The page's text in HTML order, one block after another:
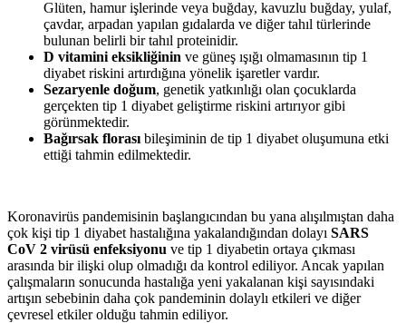
Glüten, hamur işlerinde veya buğday, kavuzlu buğday, yulaf,
çavdar, arpadan yapılan gıdalarda ve diğer tahıl türlerinde
bulunan belirli bir tahıl proteinidir.
D vitamini eksikliğinin ve güneş ışığı olmamasının tip 1
diyabet riskini artırdığına yönelik işaretler vardır.
Sezaryenle doğum, genetik yatkınlığı olan çocuklarda
gerçekten tip 1 diyabet geliştirme riskini artırıyor gibi
görünmektedir.
Bağırsak florası bileşiminin de tip 1 diyabet oluşumuna etki
ettiği tahmin edilmektedir.
Koronavirüs pandemisinin başlangıcından bu yana alışılmıştan daha
çok kişi tip 1 diyabet hastalığına yakalandığından dolayı SARS
CoV 2 virüsü enfeksiyonu ve tip 1 diyabetin ortaya çıkması
arasında bir ilişki olup olmadığı da kontrol ediliyor. Ancak yapılan
çalışmaların sonucunda hastalığa yeni yakalanan kişi sayısındaki
artışın sebebinin daha çok pandeminin dolaylı etkileri ve diğer
çevresel etkiler olduğu tahmin ediliyor.